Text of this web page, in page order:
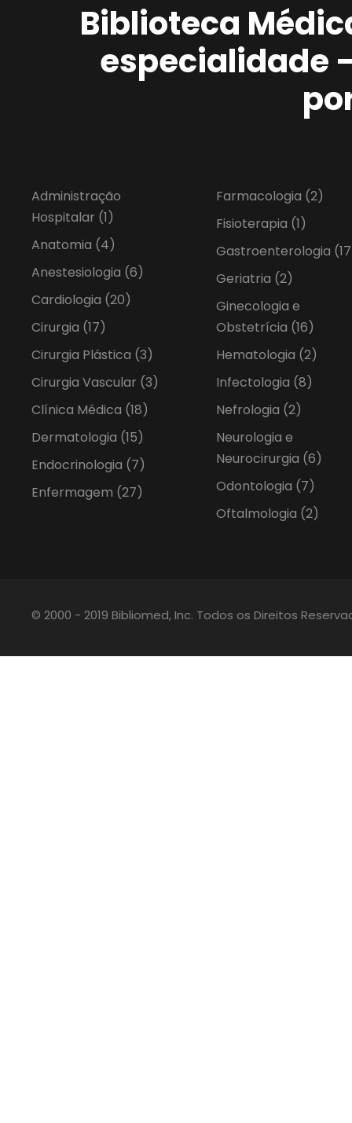
Biblioteca
especialidade
Administração
Hospitalar (1)
Anatomia (4)
Anestesiologia (6)
Cardiologia (20)
Cirurgia (17)
Cirurgia Plástica (3)
Cirurgia Vascular (3)
Clínica Médica (18)
Dermatologia (15)
Endocrinologia (7)
Enfermagem (27)
Farmacologia (2)
Fisioterapia (1)
Gastroenterologia
Geriatria (2)
Ginecologia e
Obstetrícia (16)
Hematologia (2)
Infectologia (8)
Nefrologia (2)
Neurologia e
Neurocirurgia (6)
Odontologia (7)
Oftalmologia (2)
© 2000 - 2019 Bibliomed, Inc. Todos os Direitos